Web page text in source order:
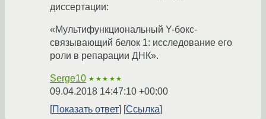
диссертации:
«Мультифункциональный Y-бокс-
связывающий белок 1: исследование его
роли в репарации ДНК».
Serge10 ★★★★★
09.04.2018 14:47:10 +00:00
Показать ответ
Ссылка